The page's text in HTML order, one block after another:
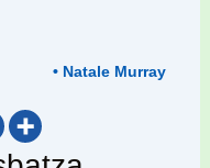
• Natale Murray